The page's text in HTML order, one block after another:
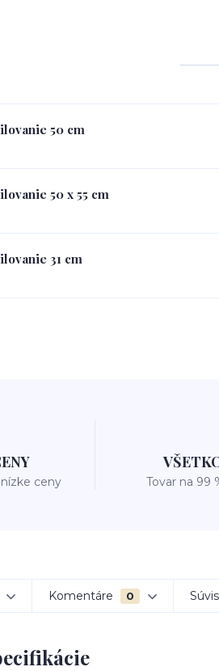
50 cm
50 x 55 cm
31 cm
ceny Tovar na 99
Komentáre 0